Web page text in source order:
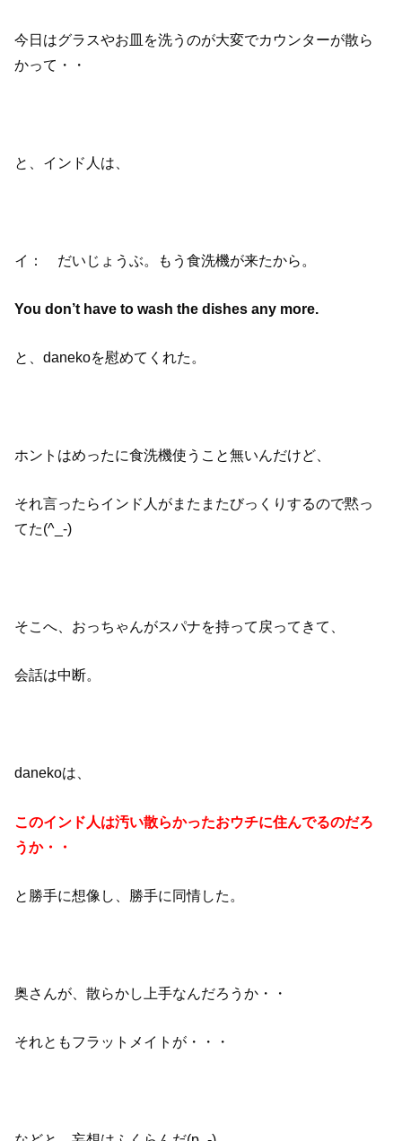
今日はグラスやお皿を洗うのが大変でカウンターが散ら
かって・・
と、インド人は、
イ： だいじょうぶ。もう食洗機が来たから。
You don’t have to wash the dishes any more.
と、danekoを慰めてくれた。
ホントはめったに食洗機使うこと無いんだけど、
それ言ったらインド人がまたまたびっくりするので黙っ
てた(^_-)
そこへ、おっちゃんがスパナを持って戻ってきて、
会話は中断。
danekoは、
このインド人は汚い散らかったおウチに住んでるのだろ
うか・・
と勝手に想像し、勝手に同情した。
奥さんが、散らかし上手なんだろうか・・
それともフラットメイトが・・・